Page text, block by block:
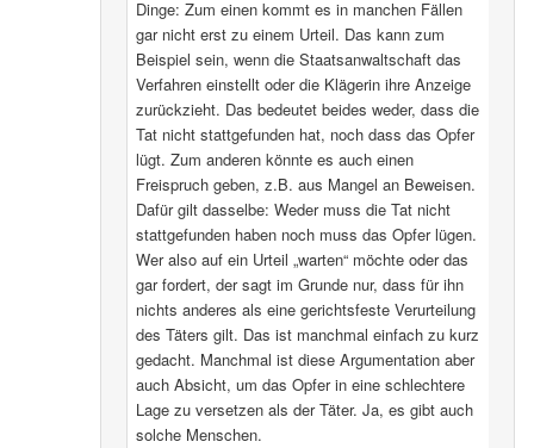
Dinge: Zum einen kommt es in manchen Fällen
gar nicht erst zu einem Urteil. Das kann zum
Beispiel sein, wenn die Staatsanwaltschaft das
Verfahren einstellt oder die Klägerin ihre Anzeige
zurückzieht. Das bedeutet beides weder, dass die
Tat nicht stattgefunden hat, noch dass das Opfer
lügt. Zum anderen könnte es auch einen
Freispruch geben, z.B. aus Mangel an Beweisen.
Dafür gilt dasselbe: Weder muss die Tat nicht
stattgefunden haben noch muss das Opfer lügen.
Wer also auf ein Urteil „warten“ möchte oder das
gar fordert, der sagt im Grunde nur, dass für ihn
nichts anderes als eine gerichtsfeste Verurteilung
des Täters gilt. Das ist manchmal einfach zu kurz
gedacht. Manchmal ist diese Argumentation aber
auch Absicht, um das Opfer in eine schlechtere
Lage zu versetzen als der Täter. Ja, es gibt auch
solche Menschen.